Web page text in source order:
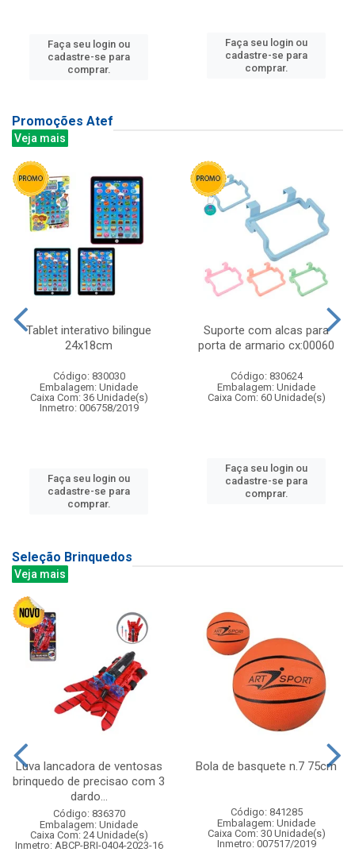
Faça seu login ou
cadastre-se para
comprar.
Faça seu login ou
cadastre-se para
comprar.
Promoções Atef
Veja mais
Tablet interativo bilingue
24x18cm
Código: 830030
Embalagem: Unidade
Caixa Com: 36 Unidade(s)
Inmetro: 006758/2019
Faça seu login ou
cadastre-se para
comprar.
Suporte com alcas para
porta de armario cx:00060
Código: 830624
Embalagem: Unidade
Caixa Com: 60 Unidade(s)
Faça seu login ou
cadastre-se para
comprar.
Seleção Brinquedos
Veja mais
Luva lancadora de ventosas
brinquedo de precisao com 3
dardo...
Código: 836370
Embalagem: Unidade
Caixa Com: 24 Unidade(s)
Inmetro: ABCP-BRI-0404-2023-16
Bola de basquete n.7 75cm
Código: 841285
Embalagem: Unidade
Caixa Com: 30 Unidade(s)
Inmetro: 007517/2019